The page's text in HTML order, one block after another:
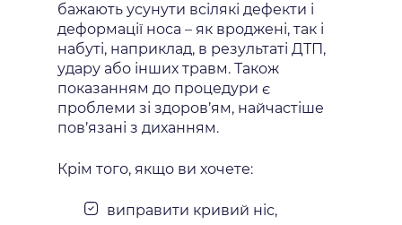
бажають усунути всілякі дефекти і
деформації носа – як вроджені, так і
набуті, наприклад, в результаті ДТП,
удару або інших травм. Також
показанням до процедури є
проблеми зі здоров’ям, найчастіше
пов’язані з диханням.
Крім того, якщо ви хочете:
виправити кривий ніс,